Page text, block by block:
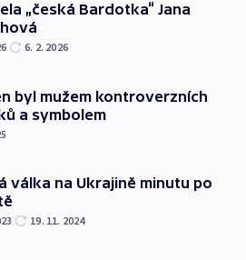
„česká Bardotka“ Jana
6. 2. 2026
byl mužem kontroverzních
a symbolem
válka na Ukrajině minutu po
19. 11. 2024